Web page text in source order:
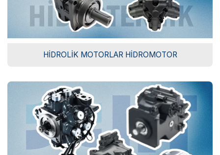
HIDROLIK MOTORLAR HIDROMOTOR